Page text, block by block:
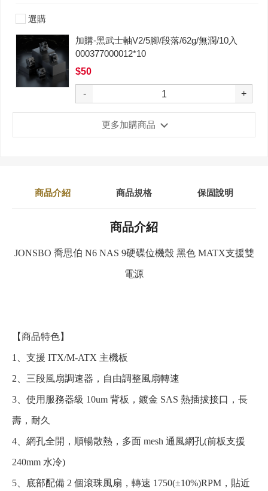
選購
加購-黑武士軸V2/5腳/段落/62g/無潤/10入
000377000012*10
$50
- +
更多加購商品
商品介紹 商品規格 保固說明
商品介紹
JONSBO 喬思伯 N6 NAS 9硬碟位機殼 黑色 MATX支援雙
電源
【商品特色】
1、支援 ITX/M-ATX 主機板
2、三段風扇調速器，自由調整風扇轉速
3、使用服務器級 10um 背板，鍍金 SAS 熱插拔接口，長
壽，耐久
4、網孔全開，順暢散熱，多面 mesh 通風網孔(前板支援
240mm 水冷)
5、底部配備 2 個滾珠風扇，轉速 1750(±10%)RPM，貼近